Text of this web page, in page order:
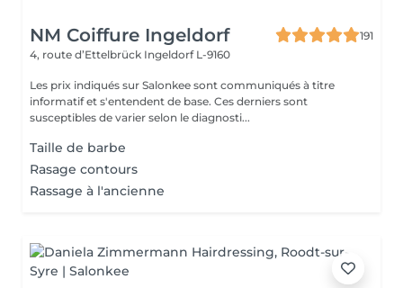
NM Coiffure Ingeldorf
191
4, route d’Ettelbrück Ingeldorf L-9160
Les prix indiqués sur Salonkee sont communiqués à titre
informatif et s'entendent de base. Ces derniers sont
susceptibles de varier selon le diagnosti...
Taille de barbe
Rasage contours
Rassage à l'ancienne